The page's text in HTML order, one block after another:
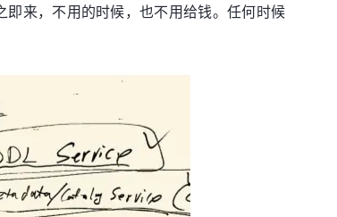
来，不用的时候，也不用给钱。任何时候